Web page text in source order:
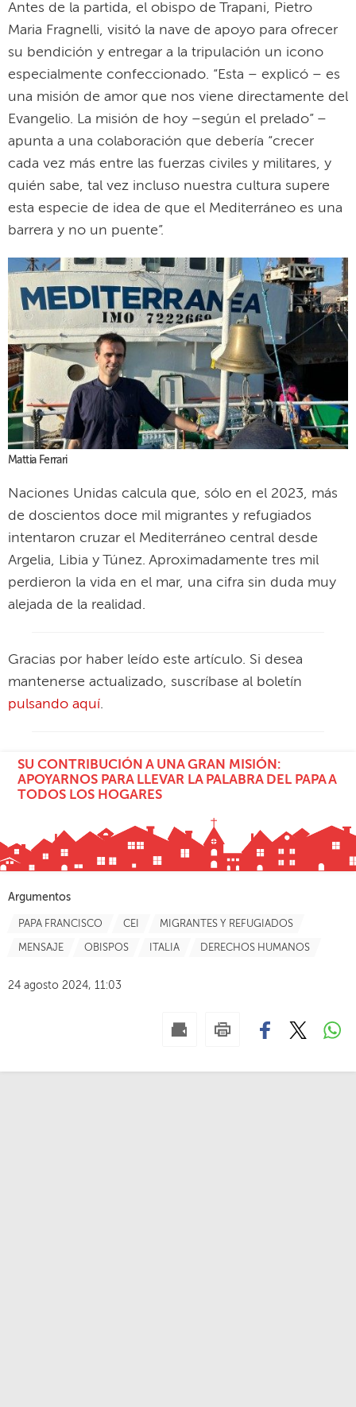
Antes de la partida, el obispo de Trapani, Pietro
Maria Fragnelli, visitó la nave de apoyo para ofrecer
su bendición y entregar a la tripulación un icono
especialmente confeccionado. “Esta – explicó – es
una misión de amor que nos viene directamente del
Evangelio. La misión de hoy –según el prelado” –
apunta a una colaboración que debería “crecer
cada vez más entre las fuerzas civiles y militares, y
quién sabe, tal vez incluso nuestra cultura supere
esta especie de idea de que el Mediterráneo es una
barrera y no un puente”.
Mattia Ferrari
Naciones Unidas calcula que, sólo en el 2023, más
de doscientos doce mil migrantes y refugiados
intentaron cruzar el Mediterráneo central desde
Argelia, Libia y Túnez. Aproximadamente tres mil
perdieron la vida en el mar, una cifra sin duda muy
alejada de la realidad.
Gracias por haber leído este artículo. Si desea
mantenerse actualizado, suscríbase al boletín
pulsando aquí
SU CONTRIBUCIÓN A UNA GRAN MISIÓN:
APOYARNOS PARA LLEVAR LA PALABRA DEL PAPA A
TODOS LOS HOGARES
Argumentos
PAPA FRANCISCO CEI MIGRANTES Y REFUGIADOS
MENSAJE OBISPOS ITALIA DERECHOS HUMANOS
24 agosto 2024, 11:03